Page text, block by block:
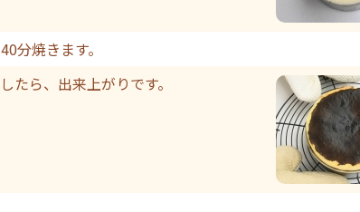
焼きます。
ら、出来上がりです。